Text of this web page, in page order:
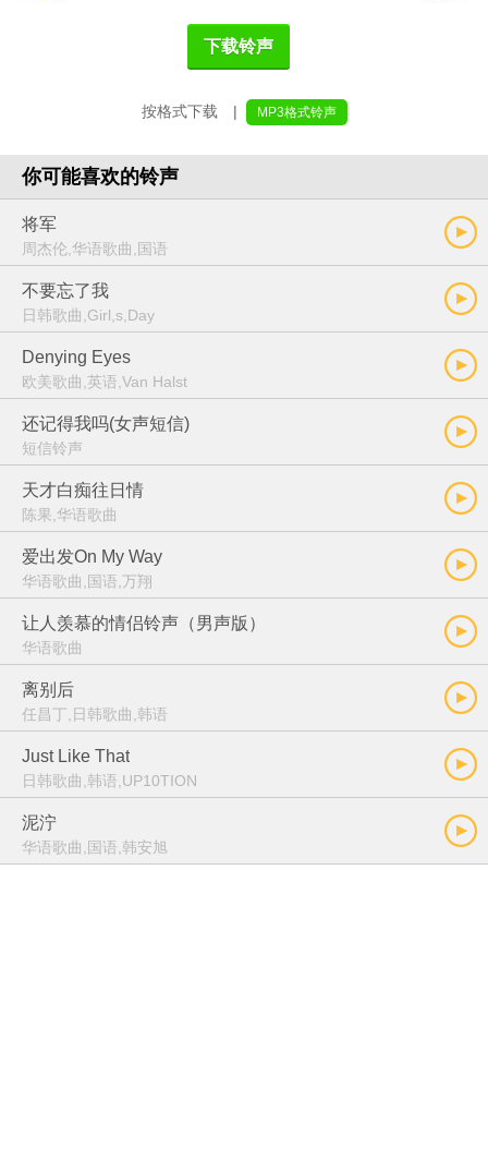
下载铃声
按格式下载 | MP3格式铃声
你可能喜欢的铃声
将军
周杰伦,华语歌曲,国语
不要忘了我
日韩歌曲,Girl,s,Day
Denying Eyes
欧美歌曲,英语,Van Halst
还记得我吗(女声短信)
短信铃声
天才白痴往日情
陈果,华语歌曲
爱出发On My Way
华语歌曲,国语,万翔
让人羡慕的情侣铃声（男声版）
华语歌曲
离别后
任昌丁,日韩歌曲,韩语
Just Like That
日韩歌曲,韩语,UP10TION
泥泞
华语歌曲,国语,韩安旭